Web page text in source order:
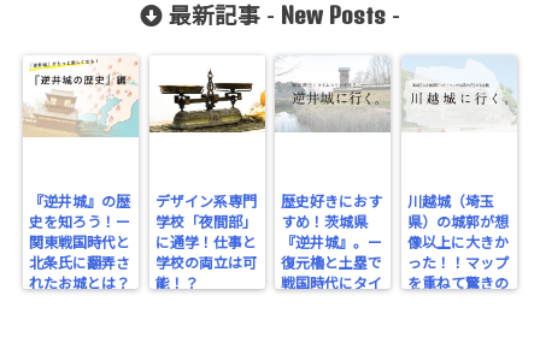
最新記事 - New Posts -
『逆井城』の歴
史を知ろう！ー
関東戦国時代と
北条氏に翻弄さ
れたお城とは？
デザイン系専門
学校「夜間部」
に通学！仕事と
学校の両立は可
能！？
歴史好きにおす
すめ！茨城県
『逆井城』。ー
復元櫓と土塁で
戦国時代にタイ
川越城（埼玉
県）の城郭が想
像以上に大きか
った！！マップ
を重ねて驚きの